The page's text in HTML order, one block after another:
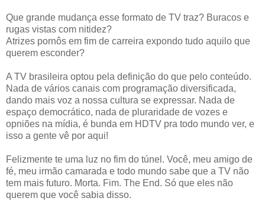
Que grande mudança esse formato de TV traz? Buracos e
rugas vistas com nitidez?
Atrizes pornôs em fim de carreira expondo tudo aquilo que
querem esconder?
A TV brasileira optou pela definição do que pelo conteúdo.
Nada de vários canais com programação diversificada,
dando mais voz a nossa cultura se expressar. Nada de
espaço democrático, nada de pluraridade de vozes e
opniões na mídia, é bunda em HDTV pra todo mundo ver, e
isso a gente vê por aqui!
Felizmente te uma luz no fim do túnel. Você, meu amigo de
fé, meu irmão camarada e todo mundo sabe que a TV não
tem mais futuro. Morta. Fim. The End. Só que eles não
querem que você sabia disso.